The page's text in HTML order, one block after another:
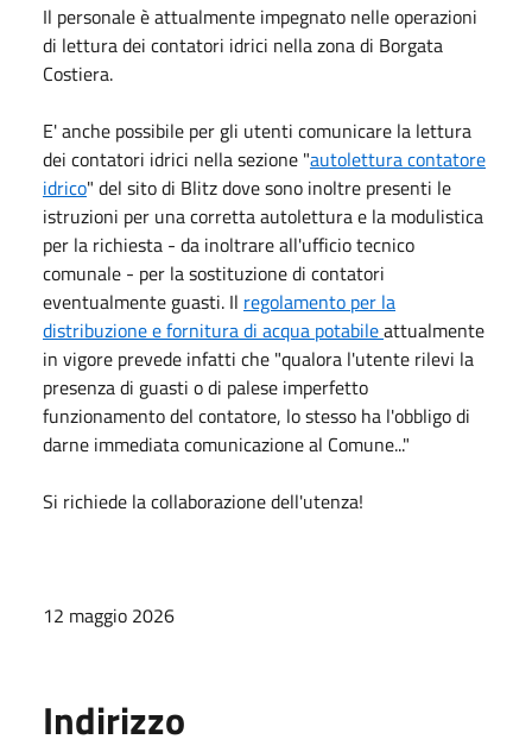
Il personale è attualmente impegnato nelle operazioni
di lettura dei contatori idrici nella zona di Borgata
Costiera.
E' anche possibile per gli utenti comunicare la lettura
dei contatori idrici nella sezione "autolettura contatore
idrico" del sito di Blitz dove sono inoltre presenti le
istruzioni per una corretta autolettura e la modulistica
per la richiesta - da inoltrare all'ufficio tecnico
comunale - per la sostituzione di contatori
eventualmente guasti. Il regolamento per la
distribuzione e fornitura di acqua potabileattualmente
in vigore prevede infatti che "qualora l'utente rilevi la
presenza di guasti o di palese imperfetto
funzionamento del contatore, lo stesso ha l'obbligo di
darne immediata comunicazione al Comune..."
Si richiede la collaborazione dell'utenza!
12 maggio 2026
Indirizzo